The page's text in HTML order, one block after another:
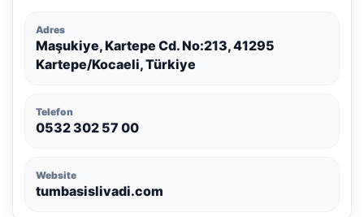
Adres
Maşukiye, Kartepe Cd. No:213, 41295
Kartepe/Kocaeli, Türkiye
Telefon
0532 302 57 00
Website
tumbasislivadi.com